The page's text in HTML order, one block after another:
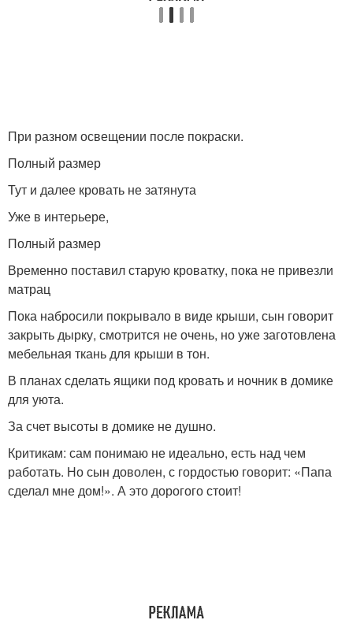
При разном освещении после покраски.
Полный размер
Тут и далее кровать не затянута
Уже в интерьере,
Полный размер
Временно поставил старую кроватку, пока не привезли
матрац
Пока набросили покрывало в виде крыши, сын говорит
закрыть дырку, смотрится не очень, но уже заготовлена
мебельная ткань для крыши в тон.
В планах сделать ящики под кровать и ночник в домике
для уюта.
За счет высоты в домике не душно.
Критикам: сам понимаю не идеально, есть над чем
работать. Но сын доволен, с гордостью говорит: «Папа
сделал мне дом!». А это дорогого стоит!